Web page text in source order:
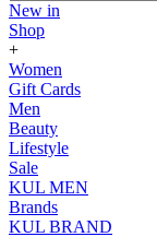
New in
Shop
+
Women
Gift Cards
Men
Beauty
Lifestyle
Sale
KUL MEN
Brands
KUL BRAND